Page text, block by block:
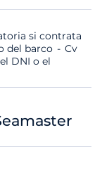
si contrata
del barco
Cv
DNI o el